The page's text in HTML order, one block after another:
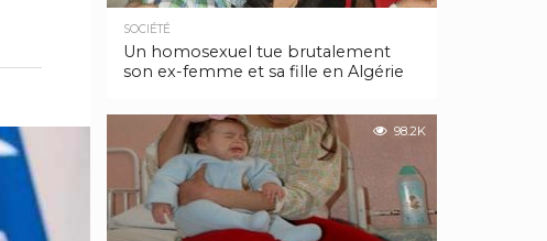
SOCIÉTÉ
Un homosexuel tue brutalement
son ex-femme et sa fille en Algérie
98.2K